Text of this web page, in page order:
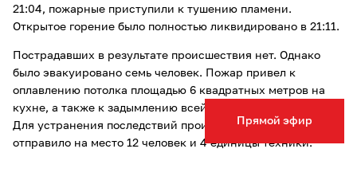
Прямой эфир
21:04, пожарные приступили к тушению пламени.
Открытое горение было полностью ликвидировано в 21:11.
Пострадавших в результате происшествия нет. Однако
было эвакуировано семь человек. Пожар привел к
оплавлению потолка площадью 6 квадратных метров на
кухне, а также к задымлению всей площади помещения.
Для устранения последствий происшествия МЧС России
отправило на место 12 человек и 4 единицы техники.